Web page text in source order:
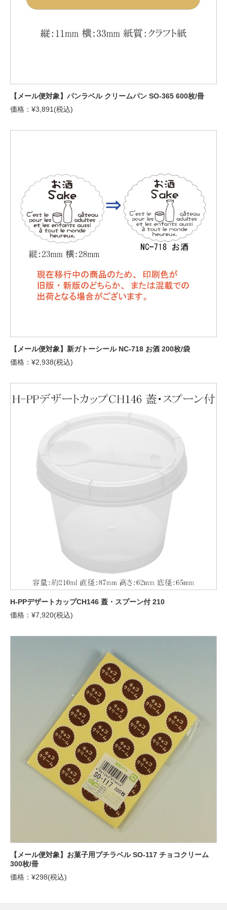
【メール便対象】パンラベル クリームパン SO-365 600枚/冊
価格：¥3,891(税込)
【メール便対象】新ガトーシール NC-718 お酒 200枚/袋
価格：¥2,938(税込)
H-PPデザートカップCH146 蓋・スプーン付 210
価格：¥7,920(税込)
【メール便対象】お菓子用プチラベル SO-117 チョコクリーム
300枚/冊
価格：¥298(税込)